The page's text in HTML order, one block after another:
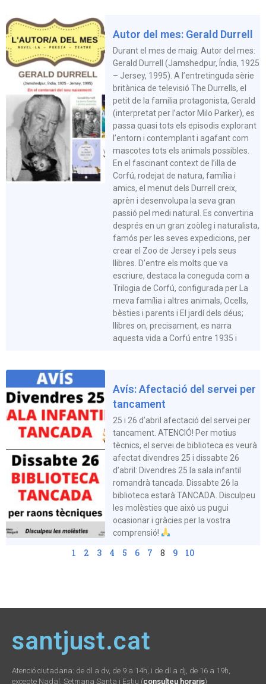
Autor del mes: Gerald Durrell
Durant el mes de maig. Autor del mes:
Gerald Durrell (Jamshedpur, Índia, 1925
– Jersey, 1995). A l’entretinguda sèrie
britànica de televisió The Durrells, el
petit de la família protagonista, Gerald
(interpretat per l’actor Milo Parker), es
passa quasi tots els episodis explorant
l’entorn i contemplant i agafant com
mascotes tots els animals possibles.
En el fascinant context de l’illa de
Corfú, rodejat de natura, família i
amics, el menut dels Durrell creix,
aprèn i desenvolupa la seva gran
passió pel medi natural. Es convertiria
després en un gran zoòleg i naturalista,
famós per les seves expedicions, per
crear el Zoo de Jersey i pels seus
llibres. D’entre els molts que va
escriure, destaca la coneguda com a
Trilogia de Corfú, configurada per La
meva família i altres animals, Ocells,
bèsties i parents i El jardí dels déus;
llibres on, precisament, es narra
aquesta vida a Corfú entre 1935 i
Avís: Afectació del servei per
tancament
25 i 26 d’abril afectació del servei per
tancament. ATENCIÓ! Per motius
tècnics, el servei de biblioteca es veurà
afectat divendres 25 i dissabte 26
d’abril: Divendres 25 la sala infantil
romandrà tancada. Dissabte 26 la
biblioteca estarà TANCADA. Disculpeu
les molèsties que això us pugui
ocasionar i gràcies per la vostra
comprensió!
1 2 3 4 5 6 7 8 9 10
santjust.cat
Atenció ciutadana: de dl a dv, de 9 a 14h, i de dl a dj, de 16 a 19h,
excepte Nadal, Setmana Santa i Estiu (consulteu horaris)